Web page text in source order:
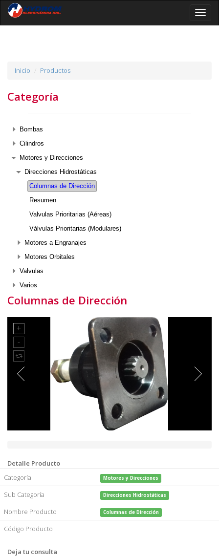
Toggle
Inicio Productos
Categoría
Bombas
Cilindros
Motores y Direcciones
Direcciones Hidrostáticas
Columnas de Dirección
Resumen
Valvulas Prioritarias (Aéreas)
Válvulas Prioritarias (Modulares)
Motores a Engranajes
Motores Orbitales
Valvulas
Varios
Columnas de Dirección
Detalle Producto
Categoría
Motores y Direcciones
Sub Categoría Direcciones Hidrostáticas
Nombre Producto Columnas de Dirección
Código Producto
Deja tu consulta